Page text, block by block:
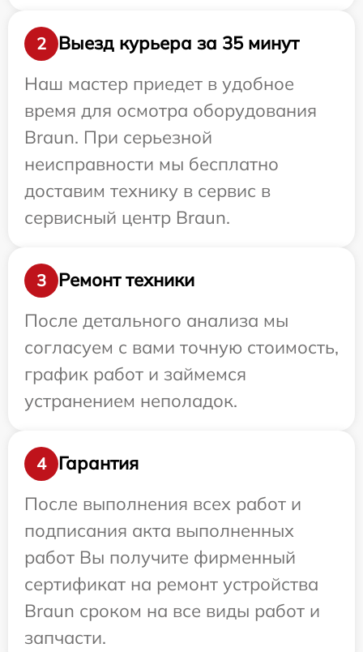
2
Выезд курьера за 35 минут
Наш мастер приедет в удобное
время для осмотра оборудования
Braun. При серьезной
неисправности мы бесплатно
доставим технику в сервис в
сервисный центр Braun.
3
Ремонт техники
После детального анализа мы
согласуем с вами точную стоимость,
график работ и займемся
устранением неполадок.
4
Гарантия
После выполнения всех работ и
подписания акта выполненных
работ Вы получите фирменный
сертификат на ремонт устройства
Braun сроком на все виды работ и
запчасти.